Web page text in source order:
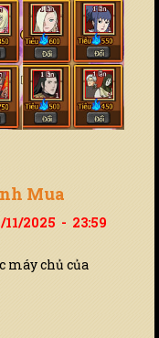
Mua
11/2025 - 23:59
máy chủ của